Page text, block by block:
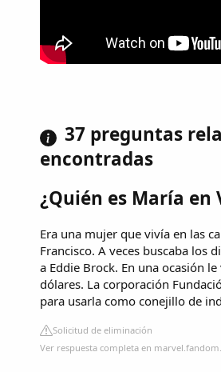
37 preguntas
encontradas
¿Quién es María en
Era una mujer que vivía en las
Francisco. A veces buscaba los
a Eddie Brock. En una ocasión
dólares. La corporación
para usarla como conejillo de
Solicitud de eliminación
Ver respuesta completa en